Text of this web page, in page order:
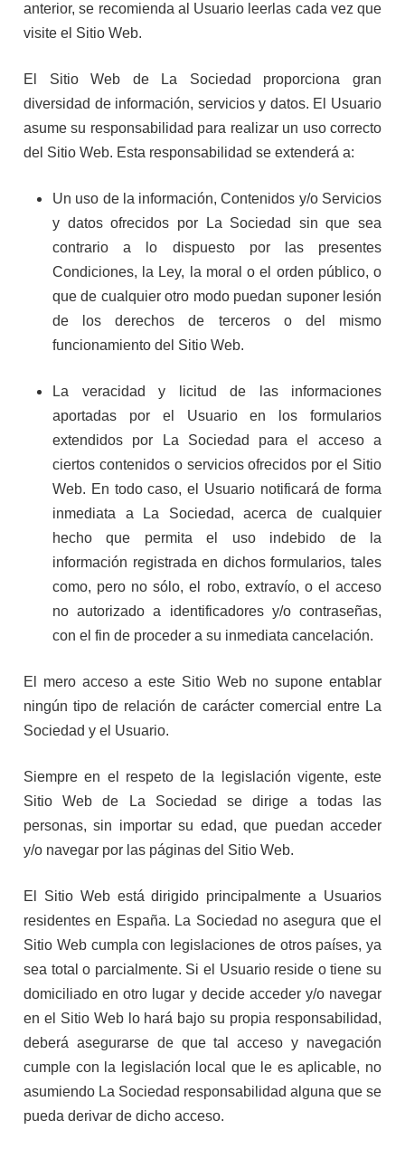
anterior, se recomienda al Usuario leerlas cada vez que
visite el Sitio Web.
El Sitio Web de La Sociedad proporciona gran
diversidad de información, servicios y datos. El Usuario
asume su responsabilidad para realizar un uso correcto
del Sitio Web. Esta responsabilidad se extenderá a:
Un uso de la información, Contenidos y/o Servicios
y datos ofrecidos por La Sociedad sin que sea
contrario a lo dispuesto por las presentes
Condiciones, la Ley, la moral o el orden público, o
que de cualquier otro modo puedan suponer lesión
de los derechos de terceros o del mismo
funcionamiento del Sitio Web.
La veracidad y licitud de las informaciones
aportadas por el Usuario en los formularios
extendidos por La Sociedad para el acceso a
ciertos contenidos o servicios ofrecidos por el Sitio
Web. En todo caso, el Usuario notificará de forma
inmediata a La Sociedad, acerca de cualquier
hecho que permita el uso indebido de la
información registrada en dichos formularios, tales
como, pero no sólo, el robo, extravío, o el acceso
no autorizado a identificadores y/o contraseñas,
con el fin de proceder a su inmediata cancelación.
El mero acceso a este Sitio Web no supone entablar
ningún tipo de relación de carácter comercial entre La
Sociedad y el Usuario.
Siempre en el respeto de la legislación vigente, este
Sitio Web de La Sociedad se dirige a todas las
personas, sin importar su edad, que puedan acceder
y/o navegar por las páginas del Sitio Web.
El Sitio Web está dirigido principalmente a Usuarios
residentes en España. La Sociedad no asegura que el
Sitio Web cumpla con legislaciones de otros países, ya
sea total o parcialmente. Si el Usuario reside o tiene su
domiciliado en otro lugar y decide acceder y/o navegar
en el Sitio Web lo hará bajo su propia responsabilidad,
deberá asegurarse de que tal acceso y navegación
cumple con la legislación local que le es aplicable, no
asumiendo La Sociedad responsabilidad alguna que se
pueda derivar de dicho acceso.